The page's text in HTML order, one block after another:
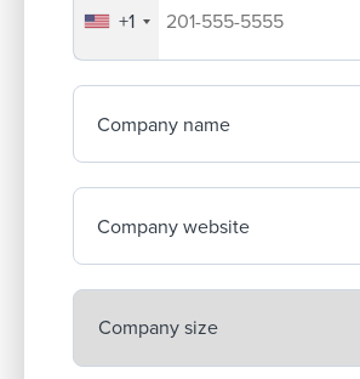
Your company's phone number
+1
Company name
Company website